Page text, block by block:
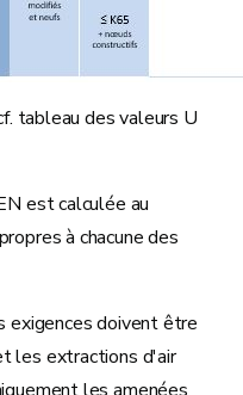
tableau des valeurs U
est calculée au
à chacune des
exigences doivent être
les extractions d'air